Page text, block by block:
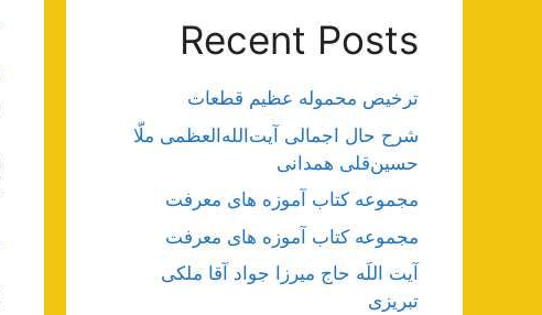
Recent Posts
ترخیص محموله عظیم قطعات
شرح حال اجمالی آیت‌الله‌العظمی ملّا
حسین‌قلی همدانی
مجموعه کتاب آموزه های معرفت
مجموعه کتاب آموزه های معرفت
آیت اللَه حاج میرزا جواد آقا ملکی
تبریزی